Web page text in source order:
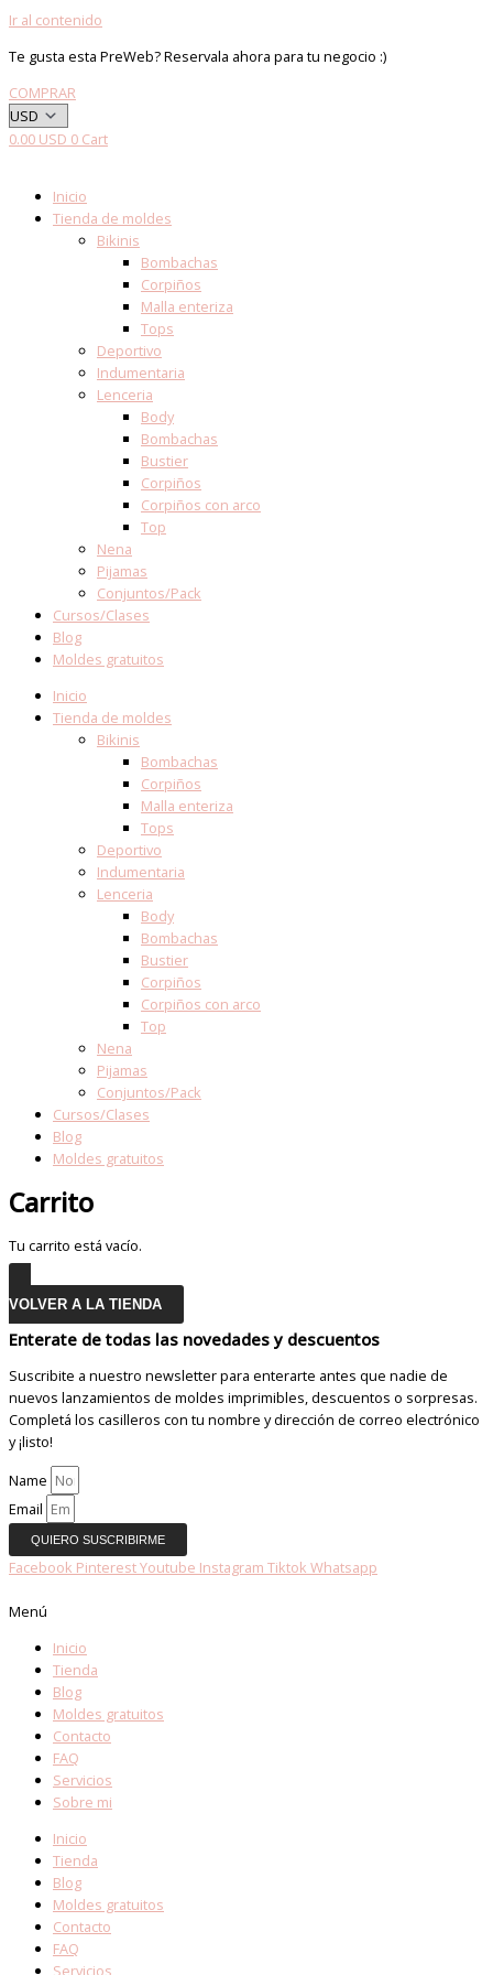
Ir al contenido
Te gusta esta PreWeb? Reservala ahora para tu negocio :)
COMPRAR
0.00 USD 0 Cart
Inicio
Tienda de moldes
Bikinis
Bombachas
Corpiños
Malla enteriza
Tops
Deportivo
Indumentaria
Lenceria
Body
Bombachas
Bustier
Corpiños
Corpiños con arco
Top
Nena
Pijamas
Conjuntos/Pack
Cursos/Clases
Blog
Moldes gratuitos
Inicio
Tienda de moldes
Bikinis
Bombachas
Corpiños
Malla enteriza
Tops
Deportivo
Indumentaria
Lenceria
Body
Bombachas
Bustier
Corpiños
Corpiños con arco
Top
Nena
Pijamas
Conjuntos/Pack
Cursos/Clases
Blog
Moldes gratuitos
Carrito
Tu carrito está vacío.
VOLVER A LA TIENDA
Enterate de todas las novedades y descuentos
Suscribite a nuestro newsletter para enterarte antes que nadie de
nuevos lanzamientos de moldes imprimibles, descuentos o sorpresas.
Completá los casilleros con tu nombre y dirección de correo electrónico
y ¡listo!
Name
Email
QUIERO SUSCRIBIRME
Facebook PinterestYoutube Instagram Tiktok Whatsapp
Menú
Inicio
Tienda
Blog
Moldes gratuitos
Contacto
FAQ
Servicios
Sobre mi
Inicio
Tienda
Blog
Moldes gratuitos
Contacto
FAQ
Servicios